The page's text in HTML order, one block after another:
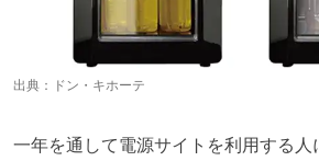
出典： ドン・キホーテ
一年を通して電源サイトを利用する